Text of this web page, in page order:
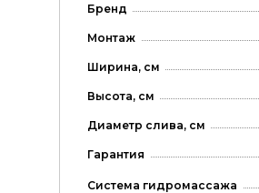
Бренд
Монтаж
Ширина, см
Высота, см
Диаметр слива, см
Гарантия
Система гидромассажа